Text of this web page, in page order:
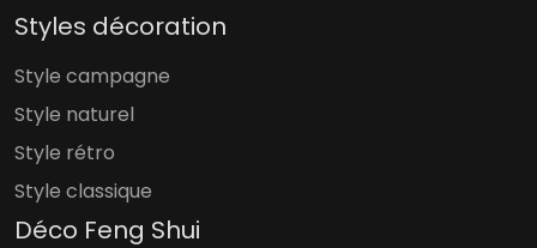
Styles décoration
Style campagne
Style naturel
Style rétro
Style classique
Déco Feng Shui